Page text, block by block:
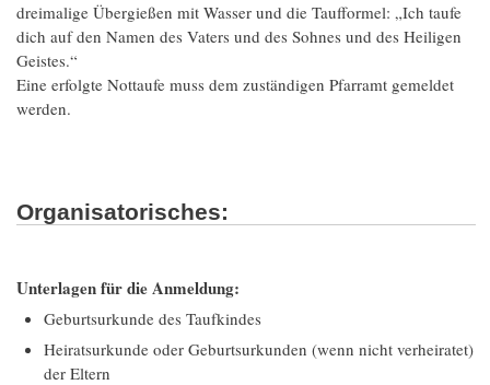
dreimalige Übergießen mit Wasser und die Taufformel: „Ich taufe
dich auf den Namen des Vaters und des Sohnes und des Heiligen
Geistes.“
Eine erfolgte Nottaufe muss dem zuständigen Pfarramt gemeldet
werden.
Organisatorisches:
Unterlagen für die Anmeldung:
Geburtsurkunde des Taufkindes
Heiratsurkunde oder Geburtsurkunden (wenn nicht verheiratet)
der Eltern